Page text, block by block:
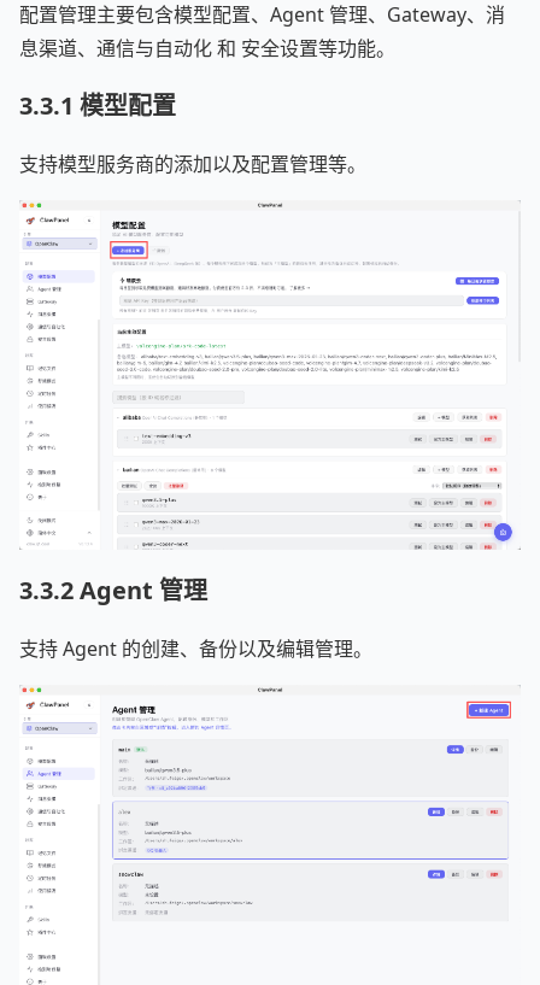
配置管理主要包含模型配置、Agent 管理、Gateway、消
息渠道、通信与自动化 和 安全设置等功能。
3.3.1 模型配置
支持模型服务商的添加以及配置管理等。
3.3.2 Agent 管理
支持 Agent 的创建、备份以及编辑管理。